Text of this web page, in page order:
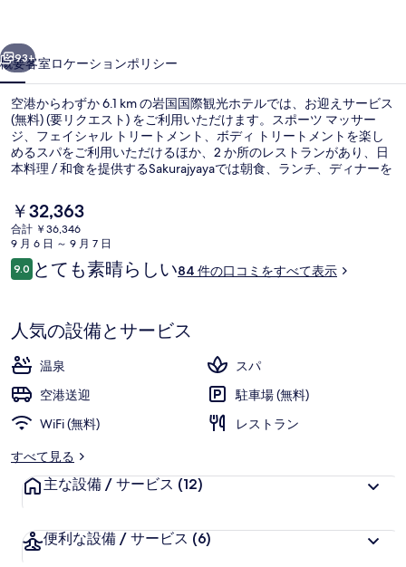
テ
ル
の
写
真
ギ
ャ
ラ
リ
ー
93+
概要客室ロケーションポリシー
空港からわずか 6.1 km の岩国国際観光ホテルでは、お迎えサービス
(無料) (要リクエスト) をご利用いただけます。スポーツ マッサー
ジ、フェイシャル トリートメント、ボディ トリートメントを楽し
めるスパをご利用いただけるほか、2 か所のレストランがあり、日
本料理 / 和食を提供するSakurajyayaでは朝食、ランチ、ディナーを
ジおよび庭園が備わっています。旅行者は総合的な施設のコンディ
ションを高く評価しています。
現
在
の
料
金
で
す
￥32,363
合計 ￥36,346
9 月 6 日 ～ 9 月 7 日
口
コ
9.010段階中9.0
とても素晴らしい84 件の口コミをすべて表示
人気の設備とサービス
温泉
スパ
空港送迎
駐車場 (無料)
WiFi (無料)
レストラン
すべて見る
主な設備 / サービス (12)
便利な設備 / サービス (6)